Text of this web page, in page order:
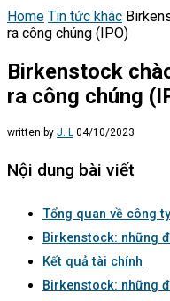
Home Tin tức khác
ra công chúng (IPO)
Birkenstock
ra công chúng
written by J. L 04/10/2023
Nội dung bài viết
Tổng quan về công ty
Birkenstock: những
Kết quả tài chính
Birkenstock: những